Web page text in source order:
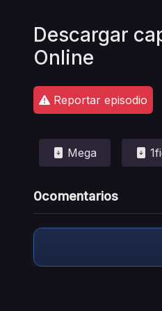
Descargar
Online
Reportar episodio
Mega
0comentarios